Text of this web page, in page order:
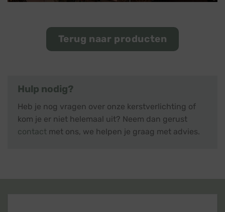
Terug naar producten
Hulp nodig?
Heb je nog vragen over onze kerstverlichting of
kom je er niet helemaal uit? Neem dan gerust
contact met ons, we helpen je graag met advies.